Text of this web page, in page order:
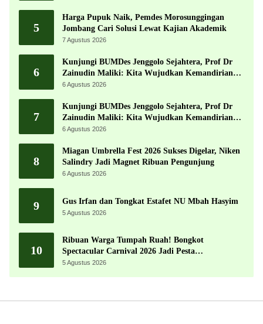
5
Harga Pupuk Naik, Pemdes Morosunggingan
Jombang Cari Solusi Lewat Kajian Akademik
7 Agustus 2026
6
Kunjungi BUMDes Jenggolo Sejahtera, Prof Dr
Zainudin Maliki: Kita Wujudkan Kemandirian
Ekonomi dengan Potensi Desa
6 Agustus 2026
7
Kunjungi BUMDes Jenggolo Sejahtera, Prof Dr
Zainudin Maliki: Kita Wujudkan Kemandirian
Ekonomi dengan Potensi Desa
6 Agustus 2026
8
Miagan Umbrella Fest 2026 Sukses Digelar, Niken
Salindry Jadi Magnet Ribuan Pengunjung
6 Agustus 2026
9 Gus Irfan dan Tongkat Estafet NU Mbah Hasyim
5 Agustus 2026
10
Ribuan Warga Tumpah Ruah! Bongkot
Spectacular Carnival 2026 Jadi Pesta
Kemerdekaan Terbesar di Peterongan
5 Agustus 2026